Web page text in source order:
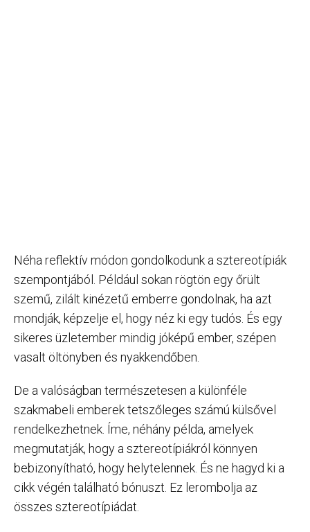
Néha reflektív módon gondolkodunk a sztereotípiák
szempontjából. Például sokan rögtön egy őrült
szemű, zilált kinézetű emberre gondolnak, ha azt
mondják, képzelje el, hogy néz ki egy tudós. És egy
sikeres üzletember mindig jóképű ember, szépen
vasalt öltönyben és nyakkendőben.
De a valóságban természetesen a különféle
szakmabeli emberek tetszőleges számú külsővel
rendelkezhetnek. Íme, néhány példa, amelyek
megmutatják, hogy a sztereotípiákról könnyen
bebizonyítható, hogy helytelennek. És ne hagyd ki a
cikk végén található bónuszt. Ez lerombolja az
összes sztereotípiádat.